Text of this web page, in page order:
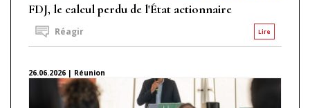
FDJ, le calcul perdu de l'État actionnaire
Lire
Réagir
26.06.2026 | Réunion